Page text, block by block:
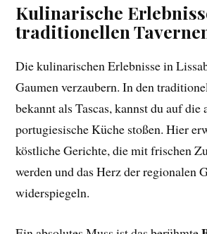
Kulinarische
traditionellen
Die kulinarischen Erlebnisse in
Gaumen verzaubern. In den
bekannt als Tascas, kannst du auf die
portugiesische Küche stoßen. Hier
köstliche Gerichte, die mit frischen
werden und das Herz der regionalen
widerspiegeln.